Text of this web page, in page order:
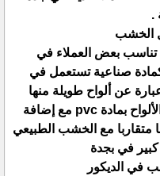
.
الخشب
بعض العملاء في
كمادة صناعية تستعمل في
عن ألواح طويلة منها
المضلعة ومنها السادة ، تصنع هذه الألواح بمادة pvc مع إضافة
مع الخشب الطبيعي
في بجدة
في الديكور